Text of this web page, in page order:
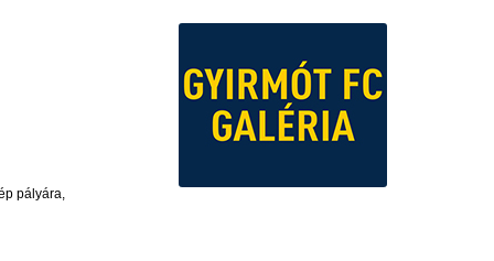
pályára,